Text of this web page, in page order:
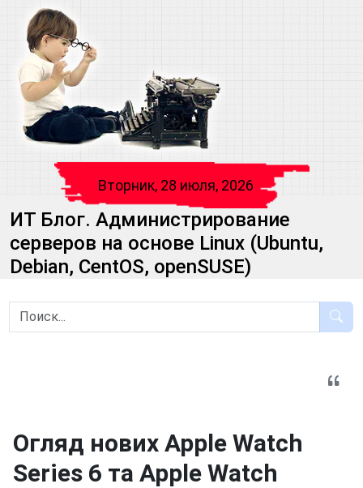
Вторник, 28 июля, 2026
ИТ Блог. Администрирование
серверов на основе Linux (Ubuntu,
Debian, CentOS, openSUSE)
Огляд нових Apple Watch
Series 6 та Apple Watch